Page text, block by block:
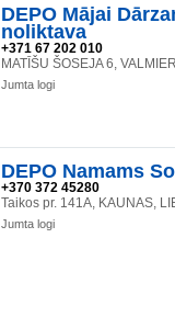
DEPO Mājai
noliktava
+371 67 202 010
MATĪŠU ŠOSEJA 6,
Jumta logi
DEPO Namams
+370 372 45280
Taikos pr. 141A, KAUNAS,
Jumta logi